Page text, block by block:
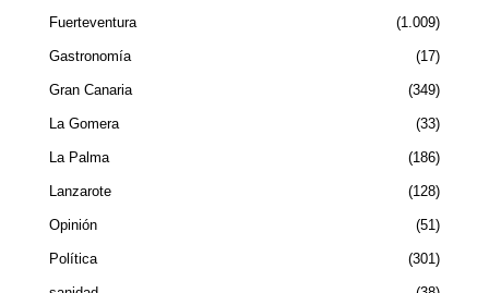
Fuerteventura 1.009
Gastronomía 17
Gran Canaria 349
La Gomera 33
La Palma 186
Lanzarote 128
Opinión 51
Política 301